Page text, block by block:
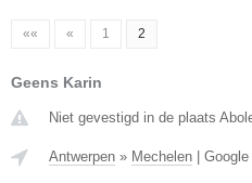
«« « 1 2
Geens Karin
Niet gevestigd in de plaats
Antwerpen » Mechelen